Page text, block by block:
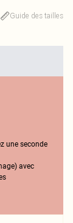
Guide des tailles
une seconde
avec